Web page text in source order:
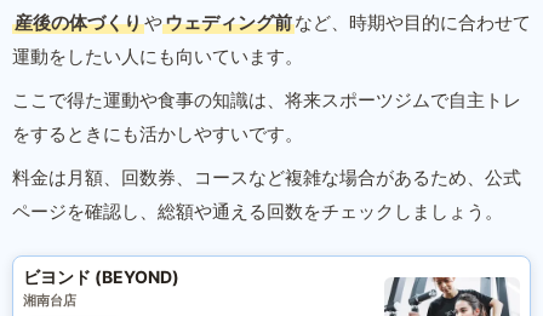
産後の体づくりやウェディング前など、時期や目的に合わせて
運動をしたい人にも向いています。
ここで得た運動や食事の知識は、将来スポーツジムで自主トレ
をするときにも活かしやすいです。
料金は月額、回数券、コースなど複雑な場合があるため、公式
ページを確認し、総額や通える回数をチェックしましょう。
ビヨンド (BEYOND)
湘南台店